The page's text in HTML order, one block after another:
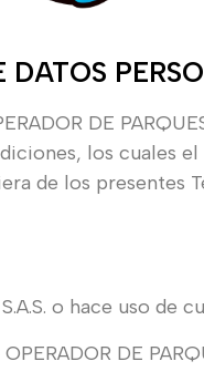
DE
los cuales el
de los presentes
o hace uso de
DE